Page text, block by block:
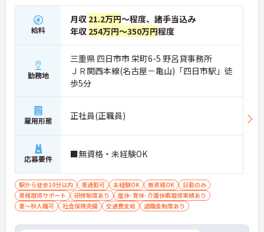
給料
月収 21.2万円～程度、諸手当込み
年収 254万円～350万円程度
勤務地
三重県 四日市市 栄町6-5 野呂貸事務所
ＪＲ関西本線(名古屋－亀山)「四日市駅」徒
歩5分
雇用形態 正社員(正職員)
応募要件 ■無資格・未経験OK
駅から徒歩10分以内 車通勤可 未経験OK 無資格OK
日勤のみ
資格取得サポート
研修制度あり
産休･育休･介護休暇取得実績あり
夏～秋入職可
社会保険完備 交通費支給 退職金制度あり